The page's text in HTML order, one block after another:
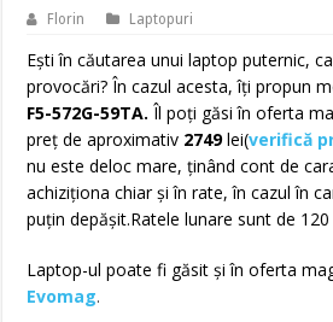
Florin Laptopuri
Ești în căutarea unui laptop puternic,
provocări? În cazul acesta, îți propun
F5-572G-59TA. Îl poți găsi în oferta
preț de aproximativ 2749lei(verifică
nu este deloc mare, ținând cont de
achiziționa chiar și în rate, în cazul în
puțin depășit.Ratele lunare sunt de 120
Laptop-ul poate fi găsit și în oferta
Evomag.